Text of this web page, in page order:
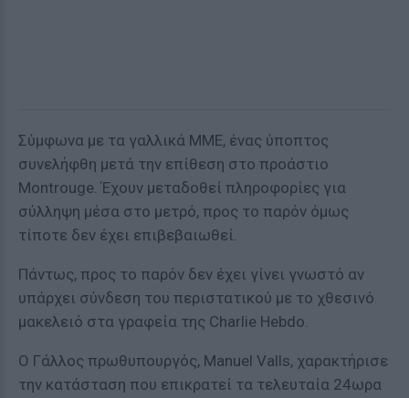
Σύμφωνα με τα γαλλικά ΜΜΕ, ένας ύποπτος
συνελήφθη μετά την επίθεση στο προάστιο
Montrouge. Έχουν μεταδοθεί πληροφορίες για
σύλληψη μέσα στο μετρό, προς το παρόν όμως
τίποτε δεν έχει επιβεβαιωθεί.
Πάντως, προς το παρόν δεν έχει γίνει γνωστό αν
υπάρχει σύνδεση του περιστατικού με το χθεσινό
μακελειό στα γραφεία της Charlie Hebdo.
Ο Γάλλος πρωθυπουργός, Manuel Valls, χαρακτήρισε
την κατάσταση που επικρατεί τα τελευταία 24ωρα